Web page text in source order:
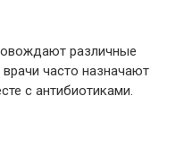
различные
часто назначают
с антибиотиками.